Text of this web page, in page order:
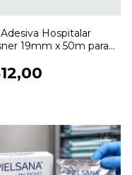
Hospitalar
19mm x 50m para
1/3